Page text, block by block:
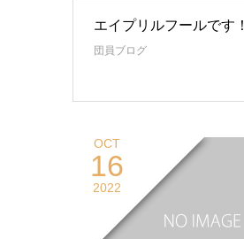
エイプリルフールです！
団員ブログ
OCT
16
2022